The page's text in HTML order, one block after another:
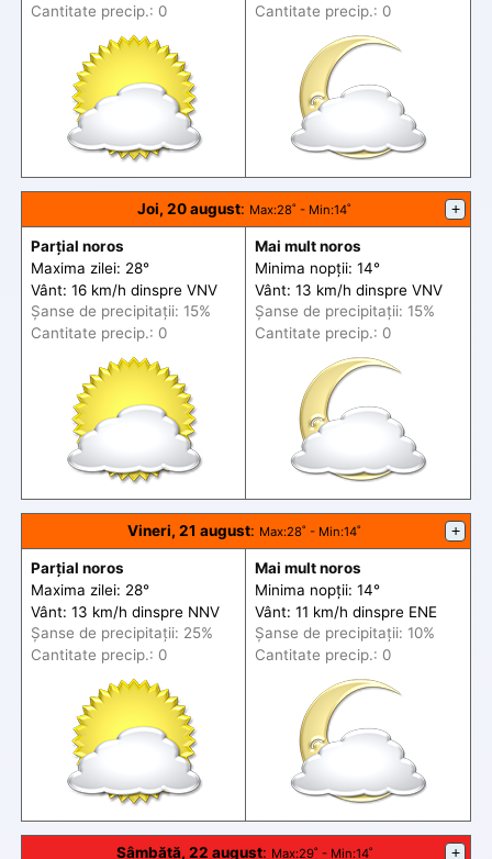
Cantitate precip.: 0
Cantitate precip.: 0
Joi, 20 august: Max:28˚ - Min:14˚ +
Parțial noros
Maxima zilei: 28°
Vânt: 16 km/h dinspre VNV
Șanse de precipitații: 15%
Cantitate precip.: 0
Mai mult noros
Minima nopții: 14°
Vânt: 13 km/h dinspre VNV
Șanse de precipitații: 15%
Cantitate precip.: 0
Vineri, 21 august: Max:28˚ - Min:14˚ +
Parțial noros
Maxima zilei: 28°
Vânt: 13 km/h dinspre NNV
Șanse de precipitații: 25%
Cantitate precip.: 0
Mai mult noros
Minima nopții: 14°
Vânt: 11 km/h dinspre ENE
Șanse de precipitații: 10%
Cantitate precip.: 0
Sâmbătă, 22 august: Max:29˚ - Min:14˚ +